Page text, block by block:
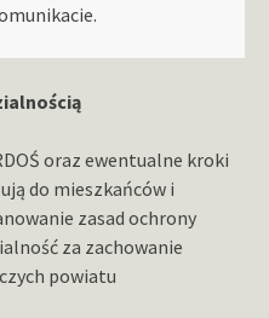
oraz ewentualne kroki
do mieszkańców i
zasad ochrony
za zachowanie
powiatu